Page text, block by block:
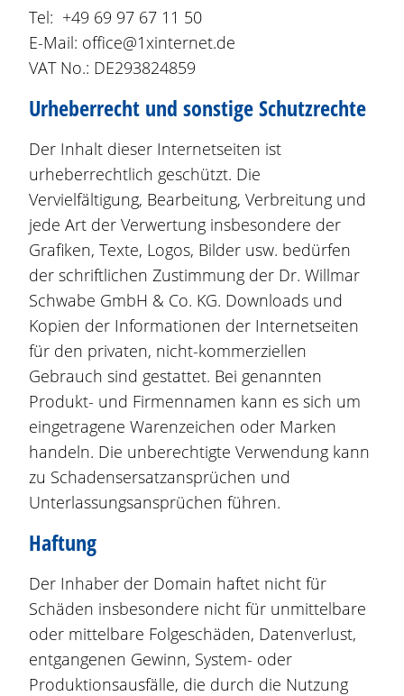
Tel: +49 69 97 67 11 50
E-Mail: office@1xinternet.de
VAT No.: DE293824859
Urheberrecht und sonstige Schutzrechte
Der Inhalt dieser Internetseiten ist
urheberrechtlich geschützt. Die
Vervielfältigung, Bearbeitung, Verbreitung und
jede Art der Verwertung insbesondere der
Grafiken, Texte, Logos, Bilder usw. bedürfen
der schriftlichen Zustimmung der Dr. Willmar
Schwabe GmbH & Co. KG. Downloads und
Kopien der Informationen der Internetseiten
für den privaten, nicht-kommerziellen
Gebrauch sind gestattet. Bei genannten
Produkt- und Firmennamen kann es sich um
eingetragene Warenzeichen oder Marken
handeln. Die unberechtigte Verwendung kann
zu Schadensersatzansprüchen und
Unterlassungsansprüchen führen.
Haftung
Der Inhaber der Domain haftet nicht für
Schäden insbesondere nicht für unmittelbare
oder mittelbare Folgeschäden, Datenverlust,
entgangenen Gewinn, System- oder
Produktionsausfälle, die durch die Nutzung